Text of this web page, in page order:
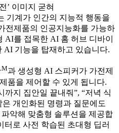
’ 이미지 굳혀
기계가 인간의 지능적 행동을
전제품의 인공지능화를 가능하
AI를 접목한 AI 홈 허브 디바이
AI 기능을 탑재하고 있습니다.
과 생성형 AI 스피커가 가전제
품을 제어할 수 있게 됩니다.
까지 집안일 끝내줘”, “저녁 식
개인화된 명령과 질문에도
악해 맞춤형 솔루션을 제공합
로 사전 학습된 초대형 딥러